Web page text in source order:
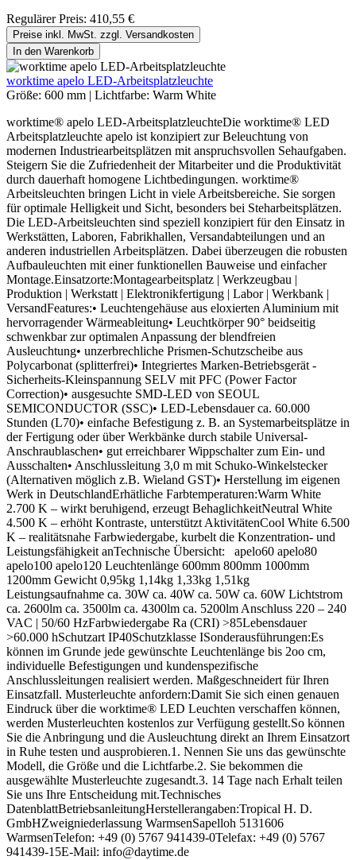
Regulärer Preis: 410,55 €
Preise inkl. MwSt. zzgl. Versandkosten
In den Warenkorb
worktime apelo LED-Arbeitsplatzleuchte
Größe: 600 mm | Lichtfarbe: Warm White
worktime® apelo LED-ArbeitsplatzleuchteDie worktime® LED
Arbeitsplatzleuchte apelo ist konzipiert zur Beleuchtung von
modernen Industriearbeitsplätzen mit anspruchsvollen Sehaufgaben.
Steigern Sie die Zufriedenheit der Mitarbeiter und die Produktivität
durch dauerhaft homogene Lichtbedingungen. worktime®
Arbeitsleuchten bringen Licht in viele Arbeitsbereiche. Sie sorgen
für optimale Helligkeit und Sicht, besonders bei Steharbeitsplätzen.
Die LED-Arbeitsleuchten sind speziell konzipiert für den Einsatz in
Werkstätten, Laboren, Fabrikhallen, Versandabteilungen und an
anderen industriellen Arbeitsplätzen. Dabei überzeugen die robusten
Aufbauleuchten mit einer funktionellen Bauweise und einfacher
Montage.Einsatzorte:Montagearbeitsplatz | Werkzeugbau |
Produktion | Werkstatt | Elektronikfertigung | Labor | Werkbank |
VersandFeatures:• Leuchtengehäuse aus eloxierten Aluminium mit
hervorragender Wärmeableitung• Leuchtkörper 90° beidseitig
schwenkbar zur optimalen Anpassung der blendfreien
Ausleuchtung• unzerbrechliche Prismen-Schutzscheibe aus
Polycarbonat (splitterfrei)• Integriertes Marken-Betriebsgerät -
Sicherheits-Kleinspannung SELV mit PFC (Power Factor
Correction)• ausgesuchte SMD-LED von SEOUL
SEMICONDUCTOR (SSC)• LED-Lebensdauer ca. 60.000
Stunden (L70)• einfache Befestigung z. B. an Systemarbeitsplätze in
der Fertigung oder über Werkbänke durch stabile Universal-
Anschraublaschen• gut erreichbarer Wippschalter zum Ein- und
Ausschalten• Anschlussleitung 3,0 m mit Schuko-Winkelstecker
(Alternativen möglich z.B. Wieland GST)• Herstellung im eigenen
Werk in DeutschlandErhätliche Farbtemperaturen:Warm White
2.700 K – wirkt beruhigend, erzeugt BehaglichkeitNeutral White
4.500 K – erhöht Kontraste, unterstützt AktivitätenCool White 6.500
K – realitätsnahe Farbwiedergabe, kurbelt die Konzentration- und
Leistungsfähigkeit anTechnische Übersicht: apelo60 apelo80
apelo100 apelo120 Leuchtenlänge 600mm 800mm 1000mm
1200mm Gewicht 0,95kg 1,14kg 1,33kg 1,51kg
Leistungsaufnahme ca. 30W ca. 40W ca. 50W ca. 60W Lichtstrom
ca. 2600lm ca. 3500lm ca. 4300lm ca. 5200lm Anschluss 220 – 240
VAC | 50/60 HzFarbwiedergabe Ra (CRI) >85Lebensdauer
>60.000 hSchutzart IP40Schutzklasse ISonderausführungen:Es
können im Grunde jede gewünschte Leuchtenlänge bis 2oo cm,
individuelle Befestigungen und kundenspezifische
Anschlussleitungen realisiert werden. Maßgeschneidert für Ihren
Einsatzfall. Musterleuchte anfordern:Damit Sie sich einen genauen
Eindruck über die worktime® LED Leuchten verschaffen können,
werden Musterleuchten kostenlos zur Verfügung gestellt.So können
Sie die Anbringung und die Ausleuchtung direkt an Ihrem Einsatzort
in Ruhe testen und ausprobieren.1. Nennen Sie uns das gewünschte
Modell, die Größe und die Lichtfarbe.2. Sie bekommen die
ausgewählte Musterleuchte zugesandt.3. 14 Tage nach Erhalt teilen
Sie uns Ihre Entscheidung mit.Technisches
DatenblattBetriebsanleitungHerstellerangaben:Tropical H. D.
GmbHZweigniederlassung WarmsenSapelloh 5131606
WarmsenTelefon: +49 (0) 5767 941439-0Telefax: +49 (0) 5767
941439-15E-Mail: info@daytime.de